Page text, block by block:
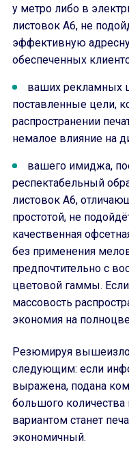
у метро либо в
листовок А6, не
эффективную
обеспеченных
ваших рекламных
поставленные цели,
распространении
немалое влияние на
вашего имиджа,
респектабельный
листовок А6,
простотой, не
качественная
без применения
предпочтительно с
цветовой гаммы.
массовость
экономия на
Резюмируя
следующим: если
выражена, подана
большого
вариантом станет
экономичный.